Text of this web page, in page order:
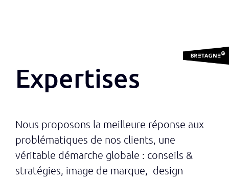
Expertises
Nous proposons la meilleure réponse aux
problématiques de nos clients, une
véritable démarche globale : conseils &
stratégies, image de marque, design